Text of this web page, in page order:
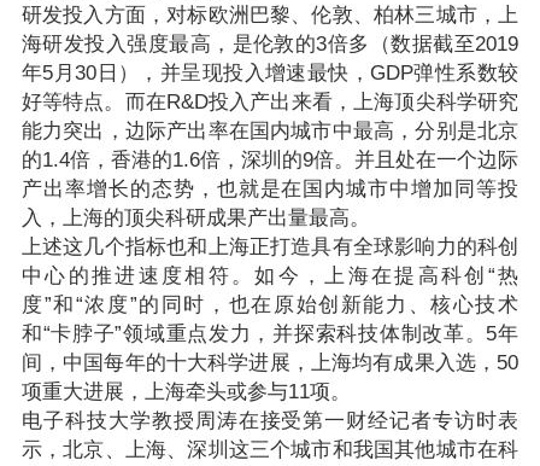
研发投入方面，对标欧洲巴黎、伦敦、柏林三城市，上
海研发投入强度最高，是伦敦的3倍多（数据截至2019
年5月30日），并呈现投入增速最快，GDP弹性系数较
好等特点。而在R&D投入产出来看，上海顶尖科学研究
能力突出，边际产出率在国内城市中最高，分别是北京
的1.4倍，香港的1.6倍，深圳的9倍。并且处在一个边际
产出率增长的态势，也就是在国内城市中增加同等投
入，上海的顶尖科研成果产出量最高。
上述这几个指标也和上海正打造具有全球影响力的科创
中心的推进速度相符。如今，上海在提高科创“热
度”和“浓度”的同时，也在原始创新能力、核心技术
和“卡脖子”领域重点发力，并探索科技体制改革。5年
间，中国每年的十大科学进展，上海均有成果入选，50
项重大进展，上海牵头或参与11项。
电子科技大学教授周涛在接受第一财经记者专访时表
示，北京、上海、深圳这三个城市和我国其他城市在科